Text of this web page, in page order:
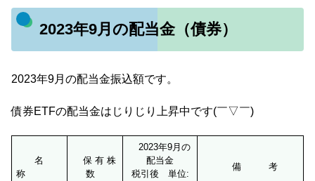
2023年9月の配当金（債券）
2023年9月の配当金振込額です。
債券ETFの配当金はじりじり上昇中です(￣▽￣)
名
称
保 有 株
数
2023年9月の
配当金
税引後 単位:
備 考